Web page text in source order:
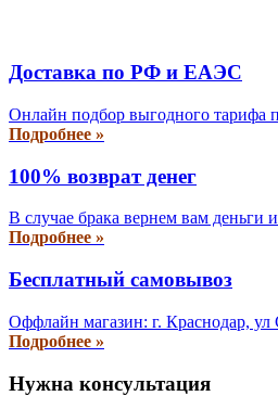
Доставка по РФ и EAЭС
Онлайн подбор выгодного тарифа
Подробнее »
100% возврат денег
В случае брака вернем вам деньги
Подробнее »
Бесплатный самовывоз
Оффлайн магазин: г. Краснодар, ул
Подробнее »
Нужна консультация